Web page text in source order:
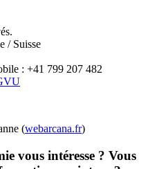
X
/ Suisse
: +41 799 207 482
(webarcana.fr)
vous intéresse ? Vous